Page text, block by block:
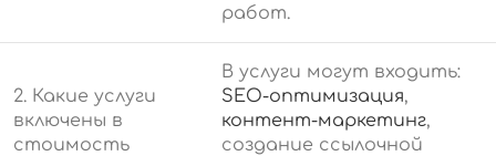
работ.
2. Какие услуги
включены в
стоимость
В услуги могут входить:
SEO-оптимизация,
контент-маркетинг,
создание ссылочной